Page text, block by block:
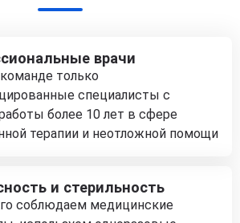
врачи
только
специалисты с
более 10 лет в сфере
терапии и неотложной помощи
и стерильность
соблюдаем медицинские